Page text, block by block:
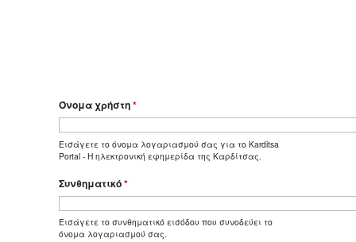
Όνομα χρήστη*
Εισάγετε το όνομα λογαριασμού σας για το Karditsa
Portal - Η ηλεκτρονική εφημερίδα της Καρδίτσας.
Συνθηματικό*
Εισάγετε το συνθηματικό εισόδου που συνοδεύει το
όνομα λογαριασμού σας.